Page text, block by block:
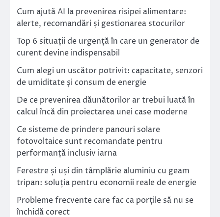
Cum ajută AI la prevenirea risipei alimentare:
alerte, recomandări și gestionarea stocurilor
Top 6 situații de urgență în care un generator de
curent devine indispensabil
Cum alegi un uscător potrivit: capacitate, senzori
de umiditate și consum de energie
De ce prevenirea dăunătorilor ar trebui luată în
calcul încă din proiectarea unei case moderne
Ce sisteme de prindere panouri solare
fotovoltaice sunt recomandate pentru
performanță inclusiv iarna
Ferestre și uși din tâmplărie aluminiu cu geam
tripan: soluția pentru economii reale de energie
Probleme frecvente care fac ca porțile să nu se
închidă corect